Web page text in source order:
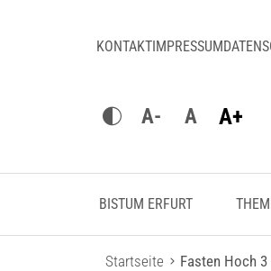
KONTAKTIMPRESSUM
A- A A+
BISTUM ERFURT
Startseite Fasten Hoch 3